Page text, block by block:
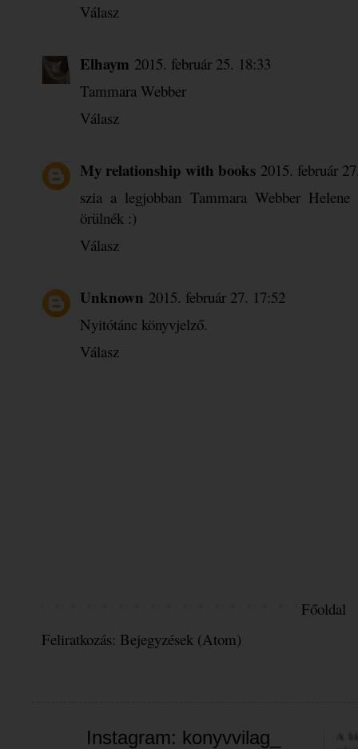
Válasz
Elhaym 2015. február 25. 18:33
Tammara Webber
Válasz
My relationship with books 2015. február
szia a legjobban Tammara Webber
örülnék :)
Válasz
Unknown 2015. február 27. 17:52
Nyitótánc könyvjelző.
Válasz
Főoldal
Feliratkozás: Bejegyzések (Atom)
Instagram: konyvvilag_